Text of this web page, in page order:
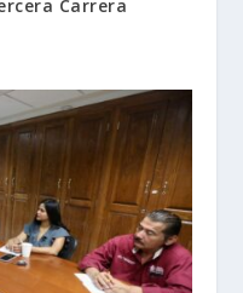
Carrera